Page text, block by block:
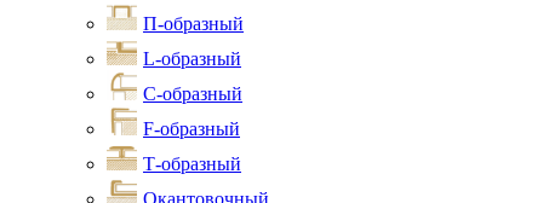
П-образный
L-образный
С-образный
F-образный
Т-образный
Окантовочный